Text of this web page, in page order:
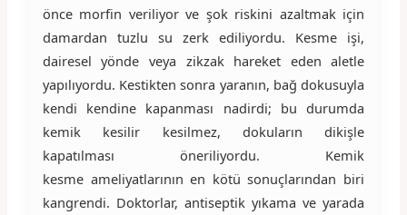
önce morfin veriliyor ve şok riskini azaltmak için
damardan tuzlu su zerk ediliyordu. Kesme işi,
dairesel yönde veya zikzak hareket eden aletle
yapılıyordu. Kestikten sonra yaranın, bağ dokusuyla
kendi kendine kapanması nadirdi; bu durumda
kemik kesilir kesilmez, dokuların dikişle
kapatılması öneriliyordu. Kemik
kesme ameliyatlarının en kötü sonuçlarından biri
kangrendi. Doktorlar, antiseptik yıkama ve yarada